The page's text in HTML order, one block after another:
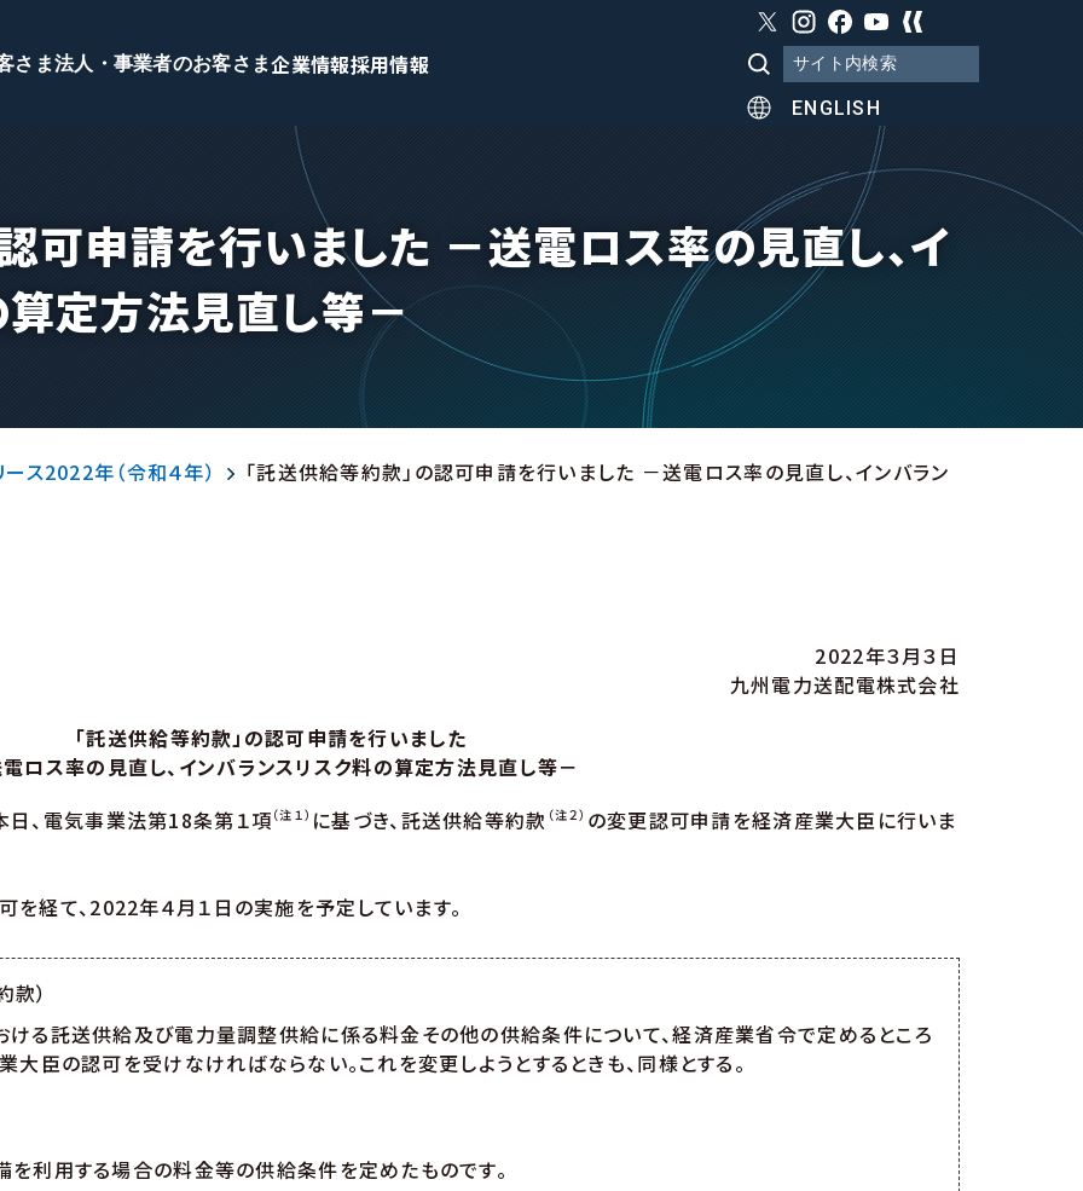
さま法人・事業者のお客さま企業情報採用情報
ENGLISH
可申請を行いました －送電ロス率の見直し、イ
算定方法見直し等－
ス2022年（令和４年） 「託送供給等約款」の認可申請を行いました －送電ロス率の見直し、インバラン
2022年３月３日
九州電力送配電株式会社
「託送供給等約款」の認可申請を行いました
ロス率の見直し、インバランスリスク料の算定方法見直し等－
、電気事業法第18条第１項 （注１） に基づき、託送供給等約款 （注２） の変更認可申請を経済産業大臣に行いま
経て、2022年４月１日の実施を予定しています。
）
る託送供給及び電力量調整供給に係る料金その他の供給条件について、経済産業省令で定めるところ
大臣の認可を受けなければならない。これを変更しようとするときも、同様とする。
利用する場合の料金等の供給条件を定めたものです。